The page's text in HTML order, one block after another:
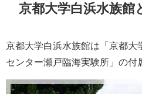
京都大学白浜水族館
京都大学白浜水族館は「京都大
センター瀬戸臨海実験所」の付